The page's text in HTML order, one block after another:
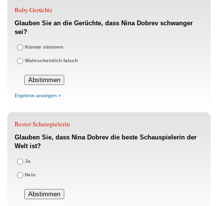
Baby-Gerüchte
Glauben Sie an die Gerüchte, dass Nina Dobrev schwanger
sei?
Könnte stimmen
Wahrscheinlich falsch
Ergebnis anzeigen »
Bester Schauspielerin
Glauben Sie, dass Nina Dobrev die beste Schauspielerin der
Welt ist?
Ja
Nein